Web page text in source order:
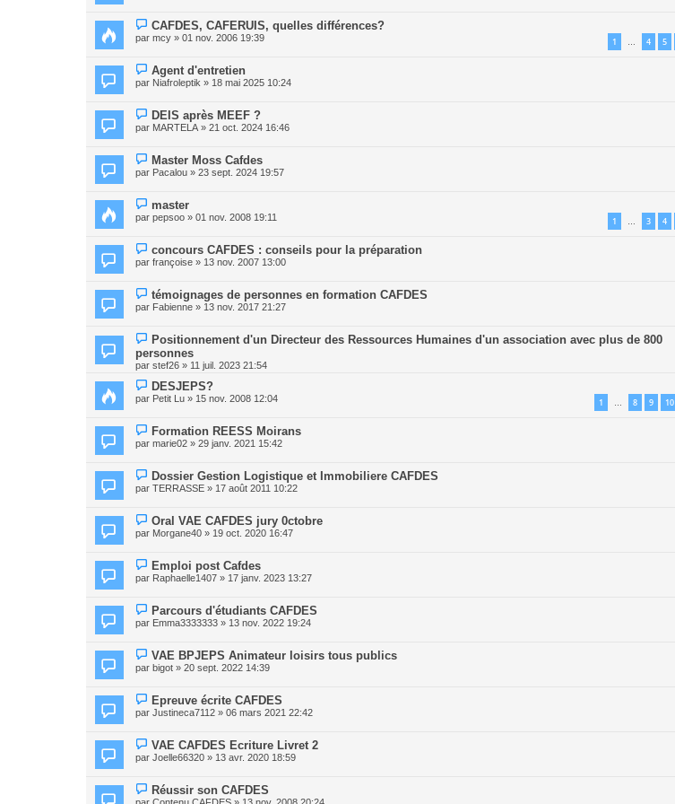
CAFDES, CAFERUIS, quelles différences?
par mcy » 01 nov. 2006 19:39 1 … 4 5
Agent d'entretien
par Niafroleptik » 18 mai 2025 10:24
DEIS après MEEF ?
par MARTELA » 21 oct. 2024 16:46
Master Moss Cafdes
par Pacalou » 23 sept. 2024 19:57
master
par pepsoo » 01 nov. 2008 19:11 1 … 3 4
concours CAFDES : conseils pour la préparation
par françoise » 13 nov. 2007 13:00
témoignages de personnes en formation CAFDES
par Fabienne » 13 nov. 2017 21:27
Positionnement d'un Directeur des Ressources Humaines d'un association avec plus de 800
personnes
par stef26 » 11 juil. 2023 21:54
DESJEPS?
par Petit Lu » 15 nov. 2008 12:04 1 … 8 9 10
Formation REESS Moirans
par marie02 » 29 janv. 2021 15:42
Dossier Gestion Logistique et Immobiliere CAFDES
par TERRASSE » 17 août 2011 10:22
Oral VAE CAFDES jury 0ctobre
par Morgane40 » 19 oct. 2020 16:47
Emploi post Cafdes
par Raphaelle1407 » 17 janv. 2023 13:27
Parcours d'étudiants CAFDES
par Emma3333333 » 13 nov. 2022 19:24
VAE BPJEPS Animateur loisirs tous publics
par bigot » 20 sept. 2022 14:39
Epreuve écrite CAFDES
par Justineca7112 » 06 mars 2021 22:42
VAE CAFDES Ecriture Livret 2
par Joelle66320 » 13 avr. 2020 18:59
Réussir son CAFDES